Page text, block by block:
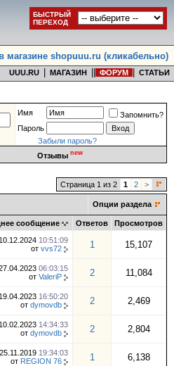
БЫСТРЫЙ
ПЕРЕХОД
магазине shopuuu.ru (кликабельно)
UUU.RU МАГАЗИН ФОРУМ СТАТЬИ
Имя
Запомнить?
Пароль
Забыли пароль?
Отзывы new
Страница 1 из 2 1 2 >
Опции раздела
сообщение Ответов Просмотров
10.12.2024 10:51:09
от vvs72 1 15,107
06:03:15
от ValeriP 2 11,084
19.04.2023 16:50:20
от dymovdb 2 2,469
10.02.2023 14:34:33
от dymovdb 2 2,804
25.11.2019 19:34:03
от REGION 76 1 6,138